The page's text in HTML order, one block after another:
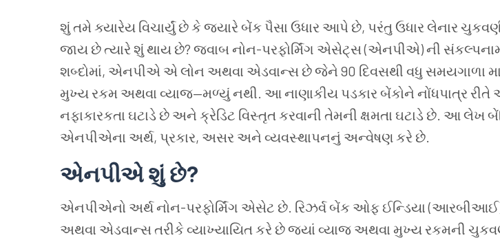
શું તમે ક્યારેય વિચાર્યું છે કે જ્યારે બેંક પૈસા ઉધાર આપે છે, પરંતુ ઉધાર લેનાર
જાય છે ત્યારે શું થાય છે? જવાબ નોન-પરફોર્મિંગ એસેટ્સ (એનપીએ) ની
શબ્દોમાં, એનપીએ એ લોન અથવા એડવાન્સ છે જેને 90 દિવસથી વધુ સમયગાળા
મુખ્ય રકમ અથવા વ્યાજ—મળ્યું નથી. આ નાણાકીય પડકાર બેંકોને નોંધપાત્ર રીતે
નફાકારકતા ઘટાડે છે અને ક્રેડિટ વિસ્તૃત કરવાની તેમની ક્ષમતા ઘટાડે છે. આ લેખ
એનપીએના અર્થ, પ્રકાર, અસર અને વ્યવસ્થાપનનું અન્વેષણ કરે છે.
એનપીએ શું છે?
એનપીએનો અર્થ નોન-પરફોર્મિંગ એસેટ છે. રિઝર્વ બેંક ઓફ ઈન્ડિયા
અથવા એડવાન્સ તરીકે વ્યાખ્યાયિત કરે છે જ્યાં વ્યાજ અથવા મુખ્ય રકમની